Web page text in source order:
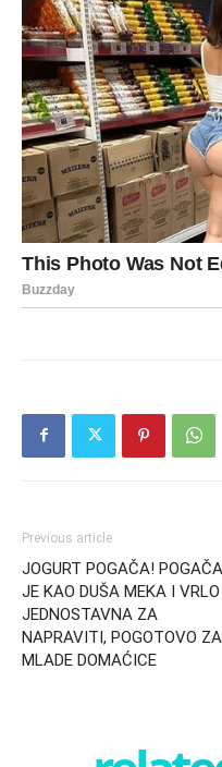
Previous article
JOGURT POGAČA! POGAČA
JE KAO DUŠA MEKA I VRLO
JEDNOSTAVNA ZA
NAPRAVITI, POGOTOVO ZA
MLADE DOMAĆICE